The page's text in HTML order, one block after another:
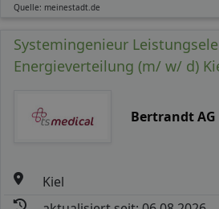
Quelle: meinestadt.de
Systemingenieur
Energieverteilung (m/ w/ d)
Bertrandt AG
Kiel